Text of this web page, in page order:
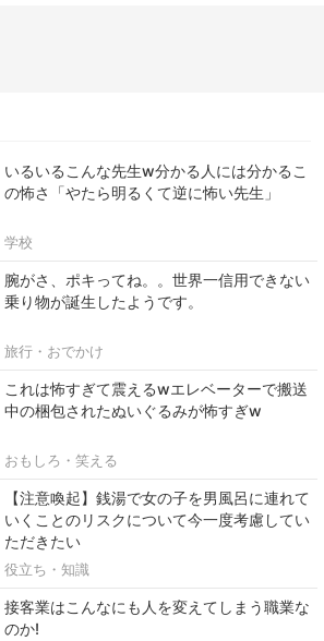
いるいるこんな先生w分かる人には分かるこ
の怖さ「やたら明るくて逆に怖い先生」
学校
腕がさ、ポキってね。。世界一信用できない
乗り物が誕生したようです。
旅行・おでかけ
これは怖すぎて震えるwエレベーターで搬送
中の梱包されたぬいぐるみが怖すぎw
おもしろ・笑える
【注意喚起】銭湯で女の子を男風呂に連れて
いくことのリスクについて今一度考慮してい
ただきたい
役立ち・知識
接客業はこんなにも人を変えてしまう職業な
のか!